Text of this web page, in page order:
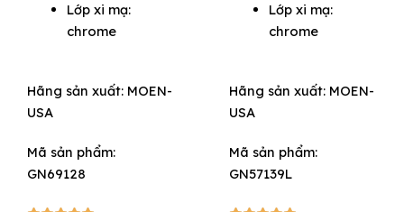
was:
9.900.000₫.
Lớp xi mạ:
chrome
Hãng sản xuất: MOEN-
USA
Mã sản phẩm:
GN69128
was:
8.800.000₫.
Lớp xi mạ:
chrome
Hãng sản xuất: MOEN-
USA
Mã sản phẩm:
GN57139L